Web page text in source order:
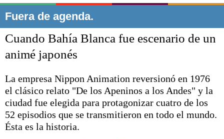
El mundo
Deportes
Escenario Olímpico
Liga del Sur
Básquetbol
Fútbol
Fuera de agenda.
Cuando Bahía Blanca fue escenario de un
animé japonés
La empresa Nippon Animation reversionó en 1976
el clásico relato "De los Apeninos a los Andes" y la
ciudad fue elegida para protagonizar cuatro de los
52 episodios que se transmitieron en todo el mundo.
Ésta es la historia.